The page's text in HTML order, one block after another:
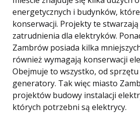
energetycznych i budynków,
konserwacji. Projekty te
zatrudnienia dla elektryków.
Zambrów posiada kilka
również wymagają konserwacji
Obejmuje to wszystko, od
generatory. Tak więc miasto
projektów budowy instalacji
których potrzebni są elektrycy.